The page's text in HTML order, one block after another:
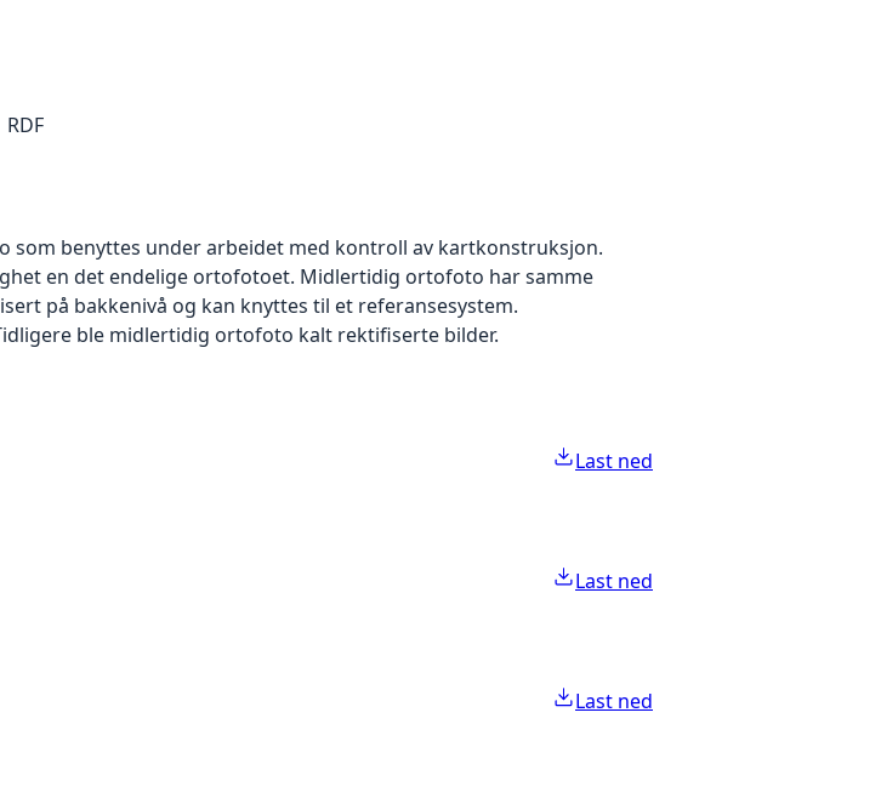
RDF
benyttes under arbeidet med kontroll av kartkonstruksjon.
en det endelige ortofotoet. Midlertidig ortofoto har samme
på bakkenivå og kan knyttes til et referansesystem.
ble midlertidig ortofoto kalt rektifiserte bilder.
Last ned
Last ned
Last ned